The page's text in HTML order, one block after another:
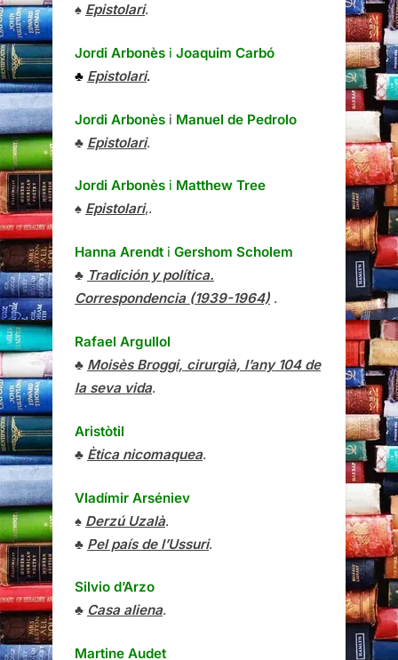
♠ Epistolari.
Jordi Arbonès i Joaquim Carbó
♣ Epistolari.
Jordi Arbonès i Manuel de Pedrolo
♣ Epistolari.
Jordi Arbonès i Matthew Tree
♠ Epistolari,.
Hanna Arendt i Gershom Scholem
♣ Tradición y política.
Correspondencia (1939-1964) .
Rafael Argullol
♣ Moisès Broggi, cirurgià, l’any 104 de
la seva vida.
Aristòtil
♣ Ètica nicomaquea.
Vladímir Arséniev
♠ Derzú Uzalà.
♣ Pel país de l’Ussuri.
Silvio d’Arzo
♣ Casa aliena.
Martine Audet